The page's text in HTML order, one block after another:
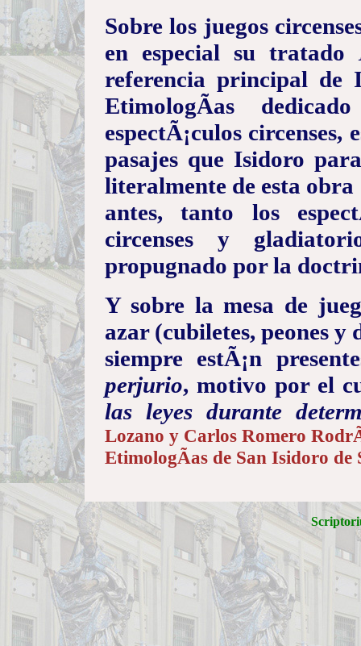
Sobre los juegos
en especial su tratado
referencia principal de
EtimologÃ­as
espectÃ¡culos
pasajes que Isidoro
literalmente de esta
antes, tanto los
circenses y
propugnado por la
Y sobre la mesa de
azar (cubiletes, peones y
siempre estÃ¡n
perjurio, motivo por el
las leyes durante
Lozano y Carlos Romero
EtimologÃ­as de San Isidoro de